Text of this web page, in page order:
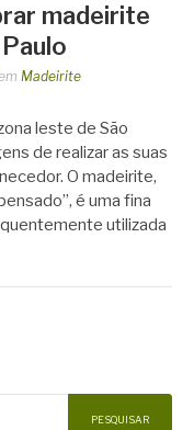
madeirite
Madeirite
leste de São
de realizar as suas
O madeirite,
é uma fina
utilizada
PESQUISAR